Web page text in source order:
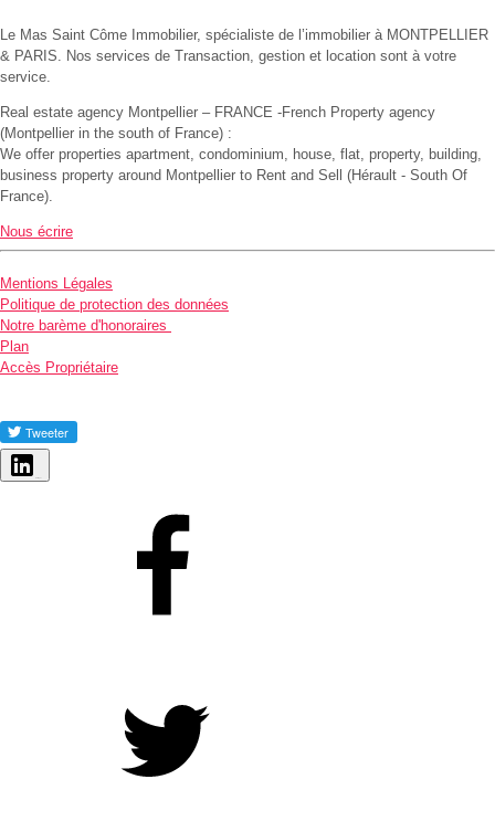
Le Mas Saint Côme Immobilier, spécialiste de l’immobilier à MONTPELLIER
& PARIS. Nos services de Transaction, gestion et location sont à votre
service.
Real estate agency Montpellier – FRANCE -French Property agency
(Montpellier in the south of France) :
We offer properties apartment, condominium, house, flat, property, building,
business property around Montpellier to Rent and Sell (Hérault - South Of
France).
Nous écrire
Mentions Légales
Politique de protection des données
Notre barème d'honoraires
Plan
Accès Propriétaire